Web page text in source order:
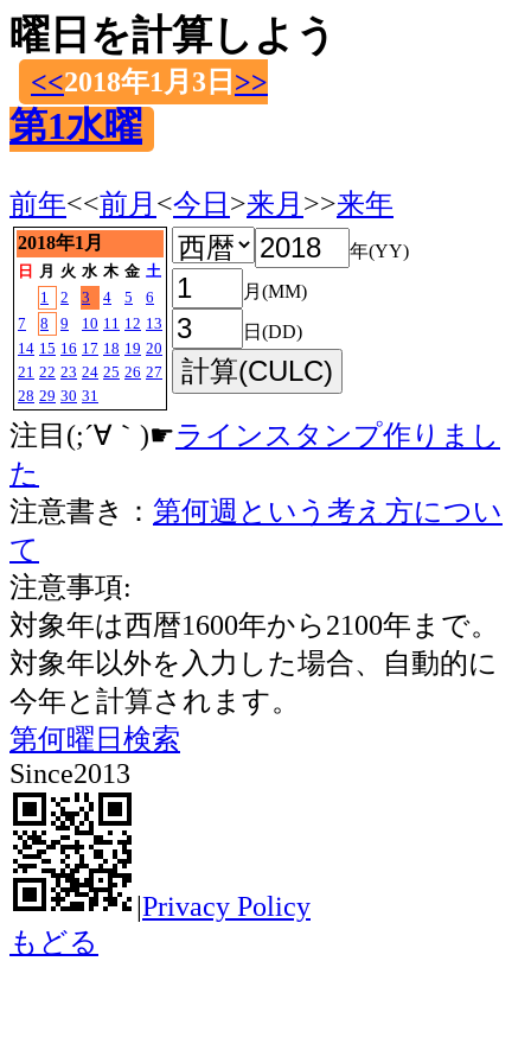
曜日を計算しよう
<<2018年1月3日 >>
第1水曜
前年<<前月 <今日 >来月 >>来年
2018年1月
日 月 火 水 木 金 土
1
2 3 4 5
6
7
8 9 10 11 12 13
14 15 16 17 18 19 20
21 22 23 24 25 26 27
28 29 30 31
年(YY)
月(MM)
日(DD)
注目(;´∀｀)☛ラインスタンプ作りまし
た
注意書き： 第何週という考え方につい
て
注意事項:
対象年は西暦1600年から2100年まで。
対象年以外を入力した場合、自動的に
今年と計算されます。
第何曜日検索
Since2013
|Privacy Policy
もどる